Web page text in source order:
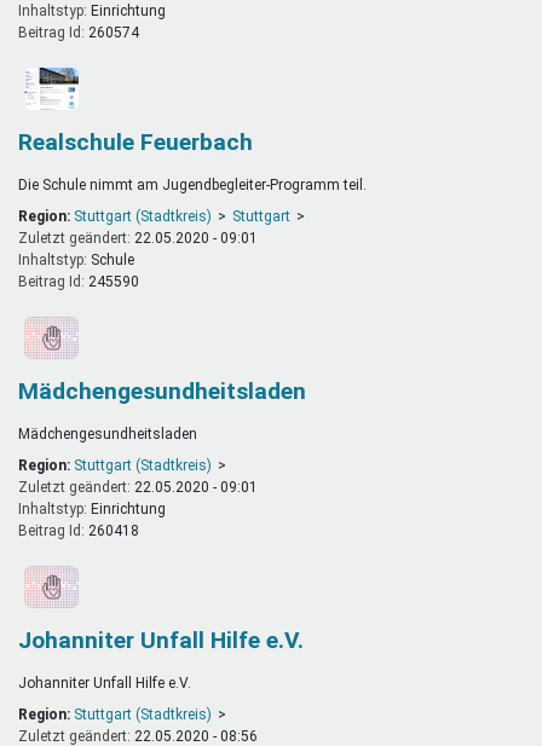
Inhaltstyp:
einrichtung
Beitrag Id: 260574
Realschule Feuerbach
Die Schule nimmt am Jugendbegleiter-Programm teil.
Region: Stuttgart (Stadtkreis)
Stuttgart
Zuletzt geändert: 22.05.2020 - 09:01
Inhaltstyp:
schule
Beitrag Id: 245590
Mädchengesundheitsladen
Mädchengesundheitsladen
Region: Stuttgart (Stadtkreis)
Zuletzt geändert: 22.05.2020 - 09:01
Inhaltstyp:
einrichtung
Beitrag Id: 260418
Johanniter Unfall Hilfe e.V.
Johanniter Unfall Hilfe e.V.
Region: Stuttgart (Stadtkreis)
Zuletzt geändert: 22.05.2020 - 08:56